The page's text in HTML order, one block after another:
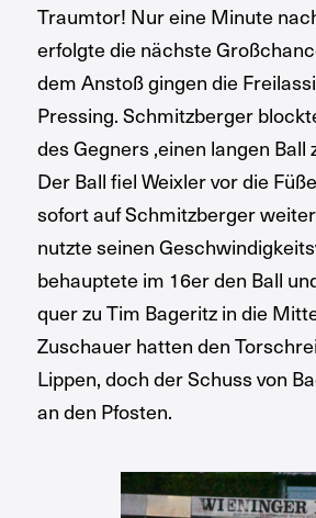
Traumtor! Nur eine Minute
erfolgte die nächste
dem Anstoß gingen die
Pressing. Schmitzberger
des Gegners ,einen langen Ball
Der Ball fiel Weixler vor die
sofort auf Schmitzberger
nutzte seinen
behauptete im 16er den Ball
quer zu Tim Bageritz in die
Zuschauer hatten den
Lippen, doch der Schuss von
an den Pfosten.